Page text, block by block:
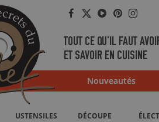
Facebook
Twitter
YouTube
Pinterest
TOUT CE QU'IL FAUT
ET SAVOIR EN CUISINE
Nouveautés
USTENSILES DÉCOUPE